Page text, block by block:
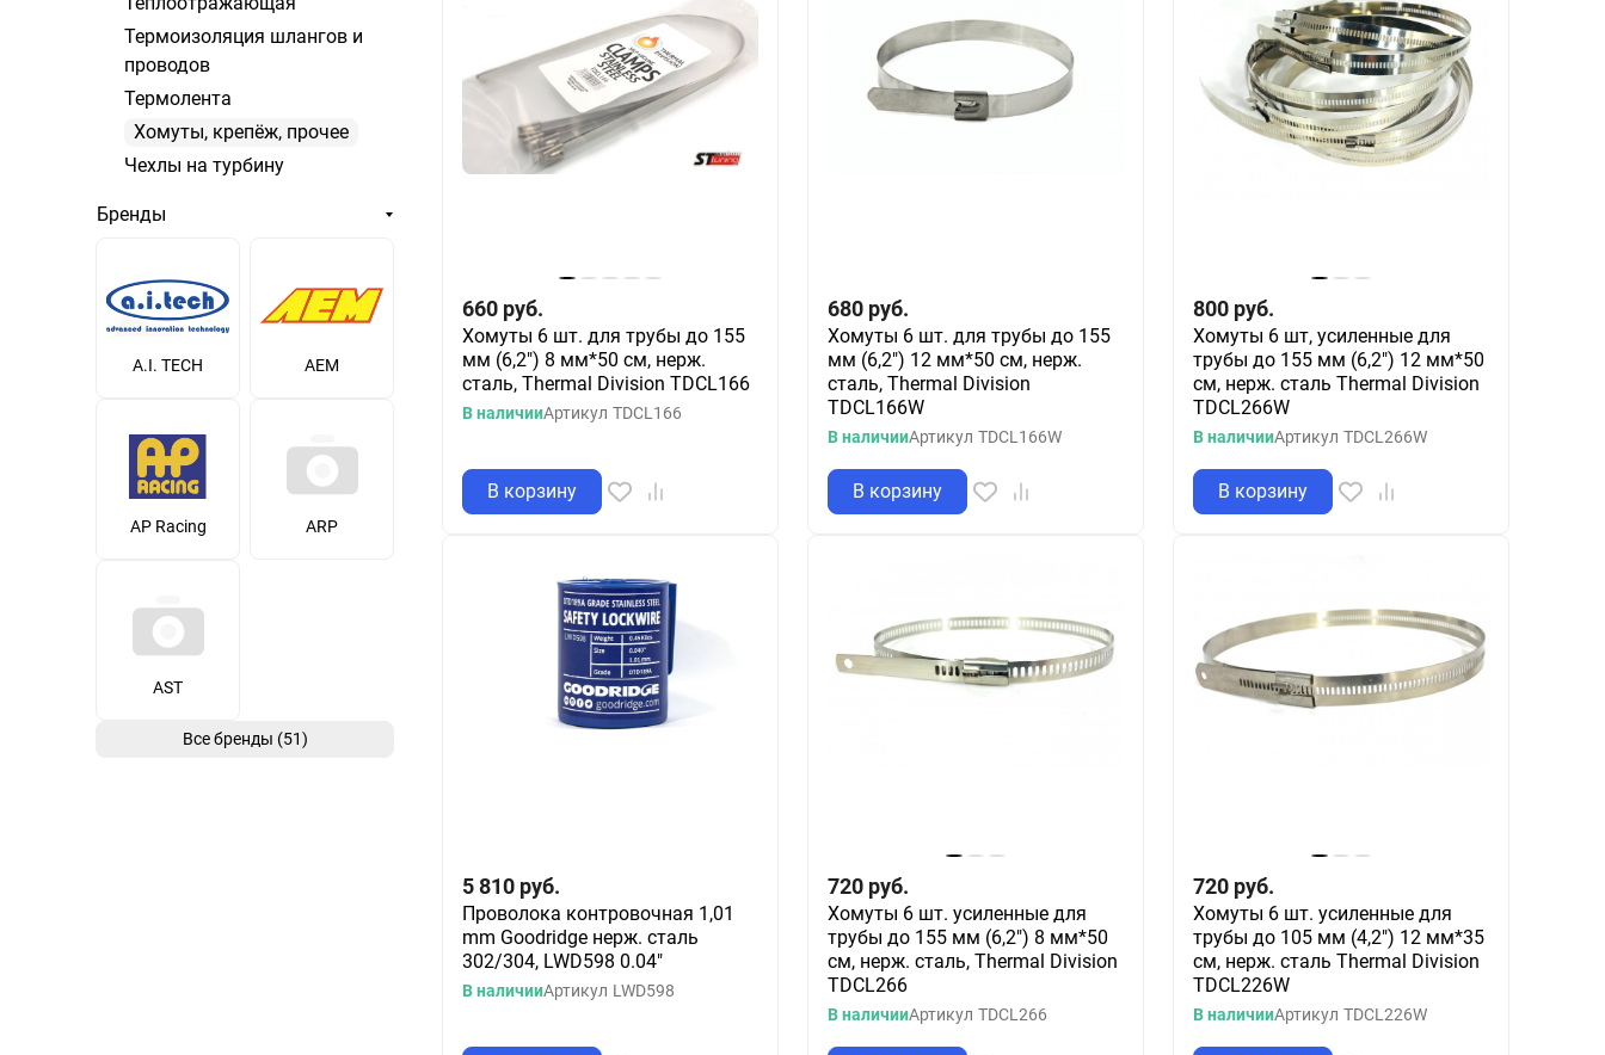
Термоизоляция шлангов и
проводов
Термолента
Хомуты, крепёж, прочее
Чехлы на турбину
Бренды
A.I. TECH AEM
AP Racing ARP
AST
Все бренды (51)
660 руб.
Хомуты 6 шт. для трубы до 155
мм (6,2") 8 мм*50 см, нерж.
сталь, Thermal Division TDCL166
В наличииАртикул TDCL166
В корзину
680 руб.
Хомуты 6 шт. для трубы до 155
мм (6,2") 12 мм*50 см, нерж.
сталь, Thermal Division
TDCL166W
В наличииАртикул TDCL166W
В корзину
800 руб.
Хомуты 6 шт, усиленные для
трубы до 155 мм (6,2") 12 мм*50
см, нерж. сталь Thermal Division
TDCL266W
В наличииАртикул TDCL266W
В корзину
5 810 руб.
Проволока контровочная 1,01
mm Goodridge нерж. сталь
302/304, LWD598 0.04"
В наличииАртикул LWD598
720 руб.
Хомуты 6 шт. усиленные для
трубы до 155 мм (6,2") 8 мм*50
см, нерж. сталь, Thermal Division
TDCL266
В наличииАртикул TDCL266
720 руб.
Хомуты 6 шт. усиленные для
трубы до 105 мм (4,2") 12 мм*35
см, нерж. сталь Thermal Division
TDCL226W
В наличииАртикул TDCL226W